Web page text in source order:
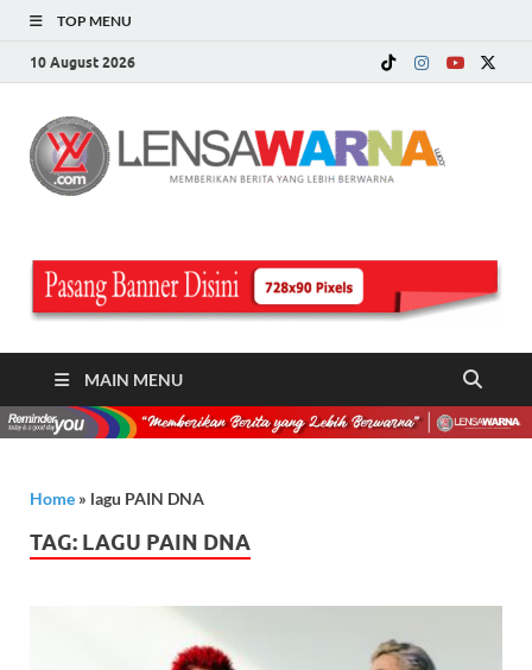
TOP MENU
10 August 2026
MAIN MENU
Home » lagu PAIN DNA
TAG: LAGU PAIN DNA